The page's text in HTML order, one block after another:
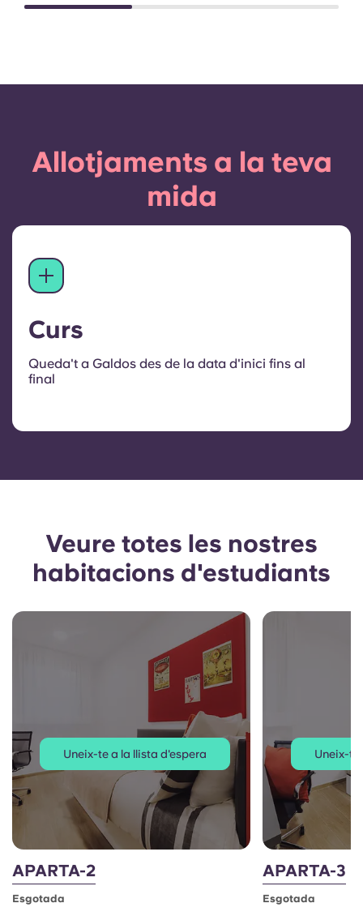
Allotjaments a la teva
mida
Curs
Queda't a Galdos des de la data d'inici fins al
final
Veure totes les nostres
habitacions d'estudiants
Uneix-te a la llista d'espera
APARTA-2
Esgotada
Uneix-te
APARTA-3
Esgotada